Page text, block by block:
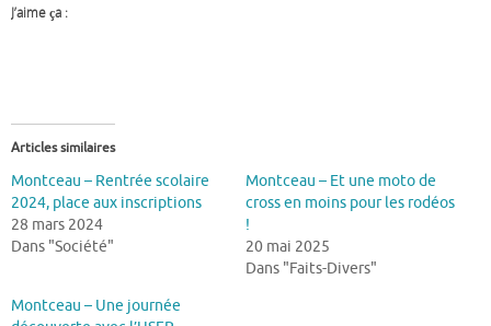
J’aime ça :
Articles similaires
Montceau – Rentrée scolaire
2024, place aux inscriptions
28 mars 2024
Dans "Société"
Montceau – Et une moto de
cross en moins pour les rodéos
!
20 mai 2025
Dans "Faits-Divers"
Montceau – Une journée